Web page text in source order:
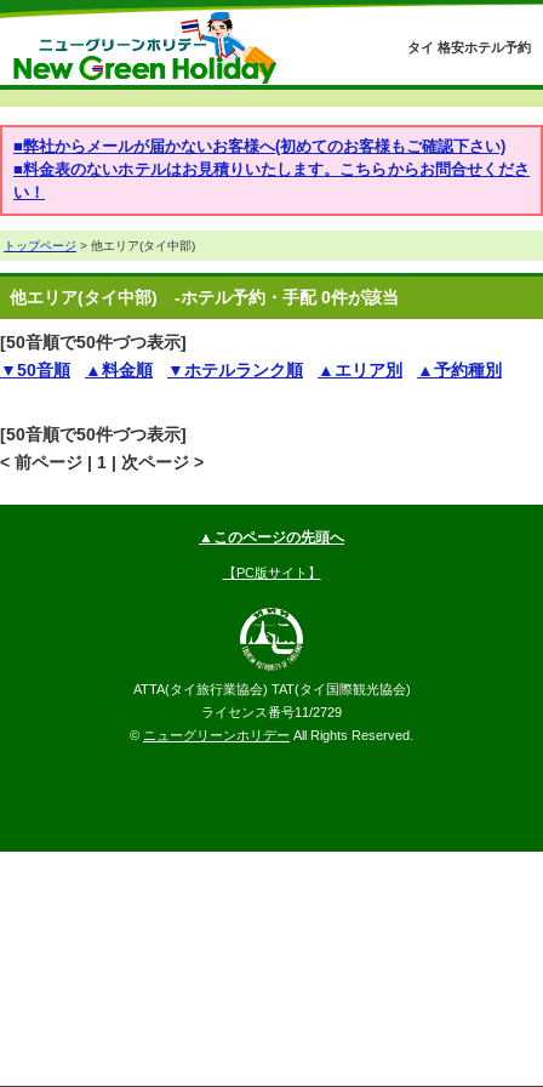
タイ 格安ホテル予約
■弊社からメールが届かないお客様へ(初めてのお客様もご確認下さい)
■料金表のないホテルはお見積りいたします。こちらからお問合せくださ
い！
トップページ > 他エリア(タイ中部)
他エリア(タイ中部) -ホテル予約・手配 0件が該当
[50音順で50件づつ表示]
▼50音順
▲料金順 ▼ホテルランク順 ▲エリア別 ▲予約種別
[50音順で50件づつ表示]
< 前ページ | 1 | 次ページ >
▲このページの先頭へ
【PC版サイト】
ATTA(タイ旅行業協会) TAT(タイ国際観光協会)
ライセンス番号11/2729
© ニューグリーンホリデー All Rights Reserved.